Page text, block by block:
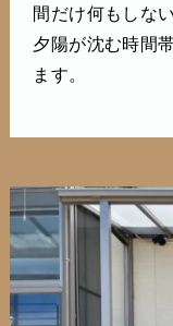
間だけ何もしな
夕陽が沈む時間
ます。